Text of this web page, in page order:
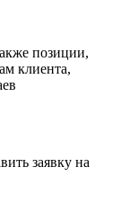
позиции,
клиента,
заявку на